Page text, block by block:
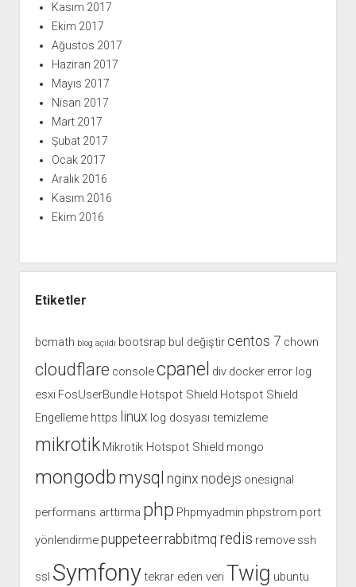
Kasım 2017
Ekim 2017
Ağustos 2017
Haziran 2017
Mayıs 2017
Nisan 2017
Mart 2017
Şubat 2017
Ocak 2017
Aralık 2016
Kasım 2016
Ekim 2016
Etiketler
bcmath blog açıldı bootsrap bul değiştir centos 7 chown
cloudflare consolecpanel div docker error log
esxi FosUserBundle Hotspot Shield Hotspot Shield
Engelleme https linux log dosyası temizleme
mikrotik Mikrotik Hotspot Shield mongo
mongodb mysql nginx nodejs onesignal
performans arttırma php Phpmyadmin phpstrom port
yönlendirmepuppeteer rabbitmq redis remove ssh
ssl Symfonytekrar eden veri Twig ubuntu